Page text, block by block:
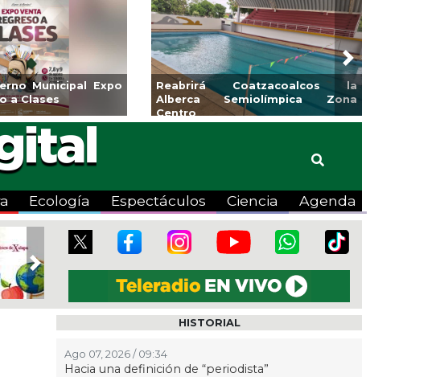
Municipal Expo
Clases
Reabrirá Coatzacoalcos la
Alberca Semiolímpica Zona
Centro
Invita
a Temporada
Viva”
Next
Ecología Espectáculos Ciencia Agenda
Next
HISTORIAL
Ago 07, 2026 / 09:34
Hacia una definición de “periodista”